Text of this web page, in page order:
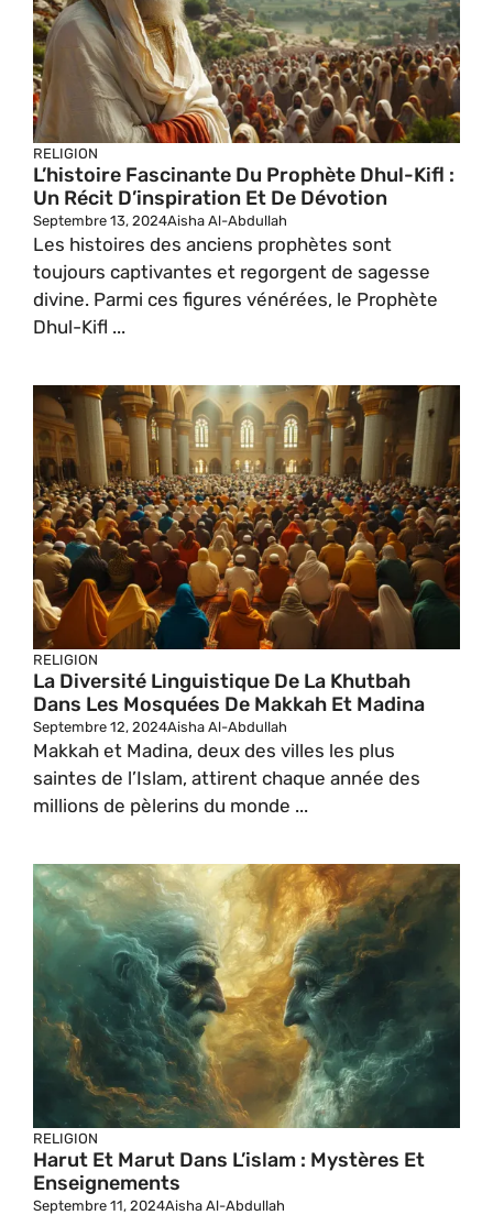
RELIGION
L’histoire Fascinante Du Prophète Dhul-Kifl :
Un Récit D’inspiration Et De Dévotion
Septembre 13, 2024Aisha Al-Abdullah
Les histoires des anciens prophètes sont
toujours captivantes et regorgent de sagesse
divine. Parmi ces figures vénérées, le Prophète
Dhul-Kifl ...
RELIGION
La Diversité Linguistique De La Khutbah
Dans Les Mosquées De Makkah Et Madina
Septembre 12, 2024Aisha Al-Abdullah
Makkah et Madina, deux des villes les plus
saintes de l’Islam, attirent chaque année des
millions de pèlerins du monde ...
RELIGION
Harut Et Marut Dans L’islam : Mystères Et
Enseignements
Septembre 11, 2024Aisha Al-Abdullah